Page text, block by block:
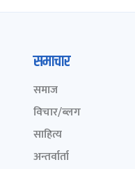
समाचार
समाज
विचार/ब्लग
साहित्य
अन्तर्वार्ता